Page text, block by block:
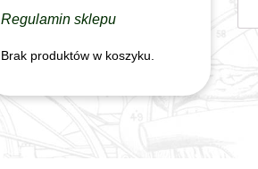
Regulamin sklepu
Brak produktów w koszyku.